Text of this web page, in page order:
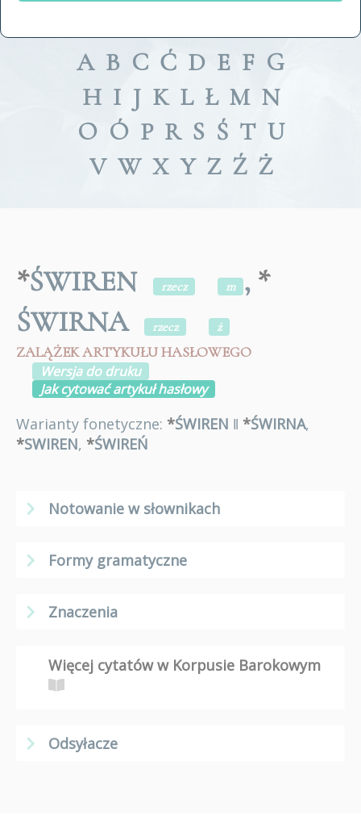
A B C Ć D E F G
H I J K L Ł M N
O Ó P R S Ś T U
V W X Y Z Ź Ż
*ŚWIREN rzecz m , *
ŚWIRNA
rzecz ż
ZALĄŻEK ARTYKUŁU HASŁOWEGO
Wersja do druku
Jak cytować artykuł hasłowy
Warianty fonetyczne: *ŚWIREN ǁ *ŚWIRNA,
*SWIREN, *ŚWIREŃ
Notowanie w słownikach
Formy gramatyczne
Znaczenia
Więcej cytatów w Korpusie Barokowym
Odsyłacze